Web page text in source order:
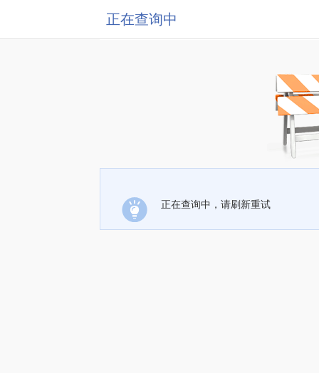
正在查询中
正在查询中，请刷新重试